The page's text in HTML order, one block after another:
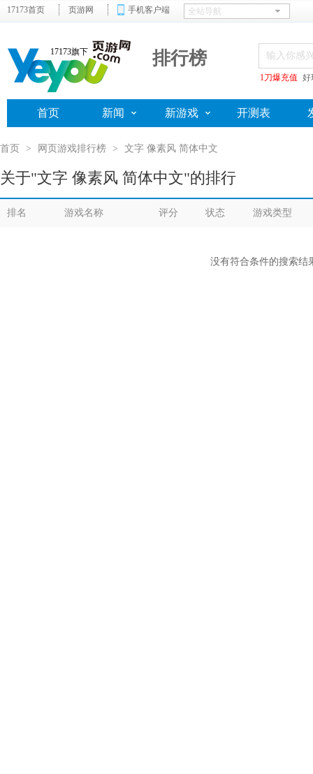
17173首页 页游网 手机客户端
17173旗下 排行榜
1刀爆充值 好
首页 新闻 新游戏 开测表
首页 > 网页游戏排行榜 > 文字 像素风 简体中文
关于"文字 像素风 简体中文"的排行
排名 游戏名称 评分 状态 游戏类型
没有符合条件的搜索结